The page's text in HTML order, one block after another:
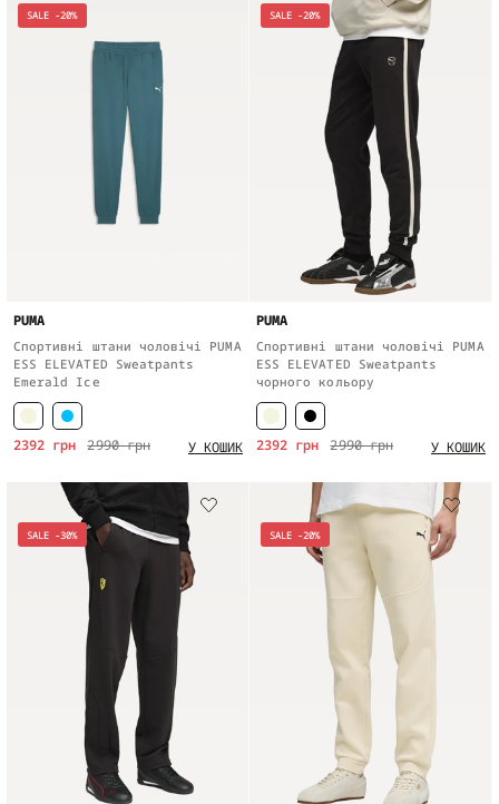
SALE -20%
PUMA
Спортивні штани чоловічі PUMA
ESS ELEVATED Sweatpants
Emerald Ice
2990 грн
2392 грн У КОШИК
SALE -20%
PUMA
Спортивні штани чоловічі PUMA
ESS ELEVATED Sweatpants
чорного кольору
2990 грн
2392 грн У КОШИК
SALE -30% SALE -20%